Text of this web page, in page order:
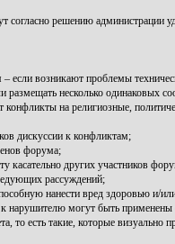
решению администрации
если возникают проблемы
несколько одинаковых
на религиозные,
дискуссии к конфликтам;
форума;
касательно других участников
рассуждений;
нанести вред здоровью и/
могут быть
то есть такие, которые визуально